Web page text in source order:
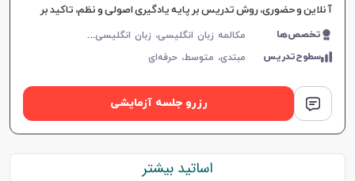
آنلاین و حضوری، روش تدریس بر پایه یادگیری اصولی و نظم، تاکید بر
انضباط و پیشرفت متعهدانه.
تخصص‌ها م
کالمه زبان انگلیسی، زبان انگلیسی عمومی، گرامر زبان انگلیسی، زبان انگلیسی تجاری، زبان انگلیسی آمریکایی، زبان انگلیسی کنکور سراسری، زبان انگلیسی کنکور کاردانی، زبان انگلیسی کودکان
سطوح‌تدریس مبتدی، متوسط،حرفه‌ای
رزرو جلسه آزمایشی
اساتید بیشتر